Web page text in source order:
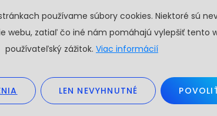
používame súbory cookies. Niektoré sú
webu, zatiaľ čo iné nám pomáhajú vylepšiť tento
používateľský zážitok. Viac informácií
LEN NEVYHNUTNÉ